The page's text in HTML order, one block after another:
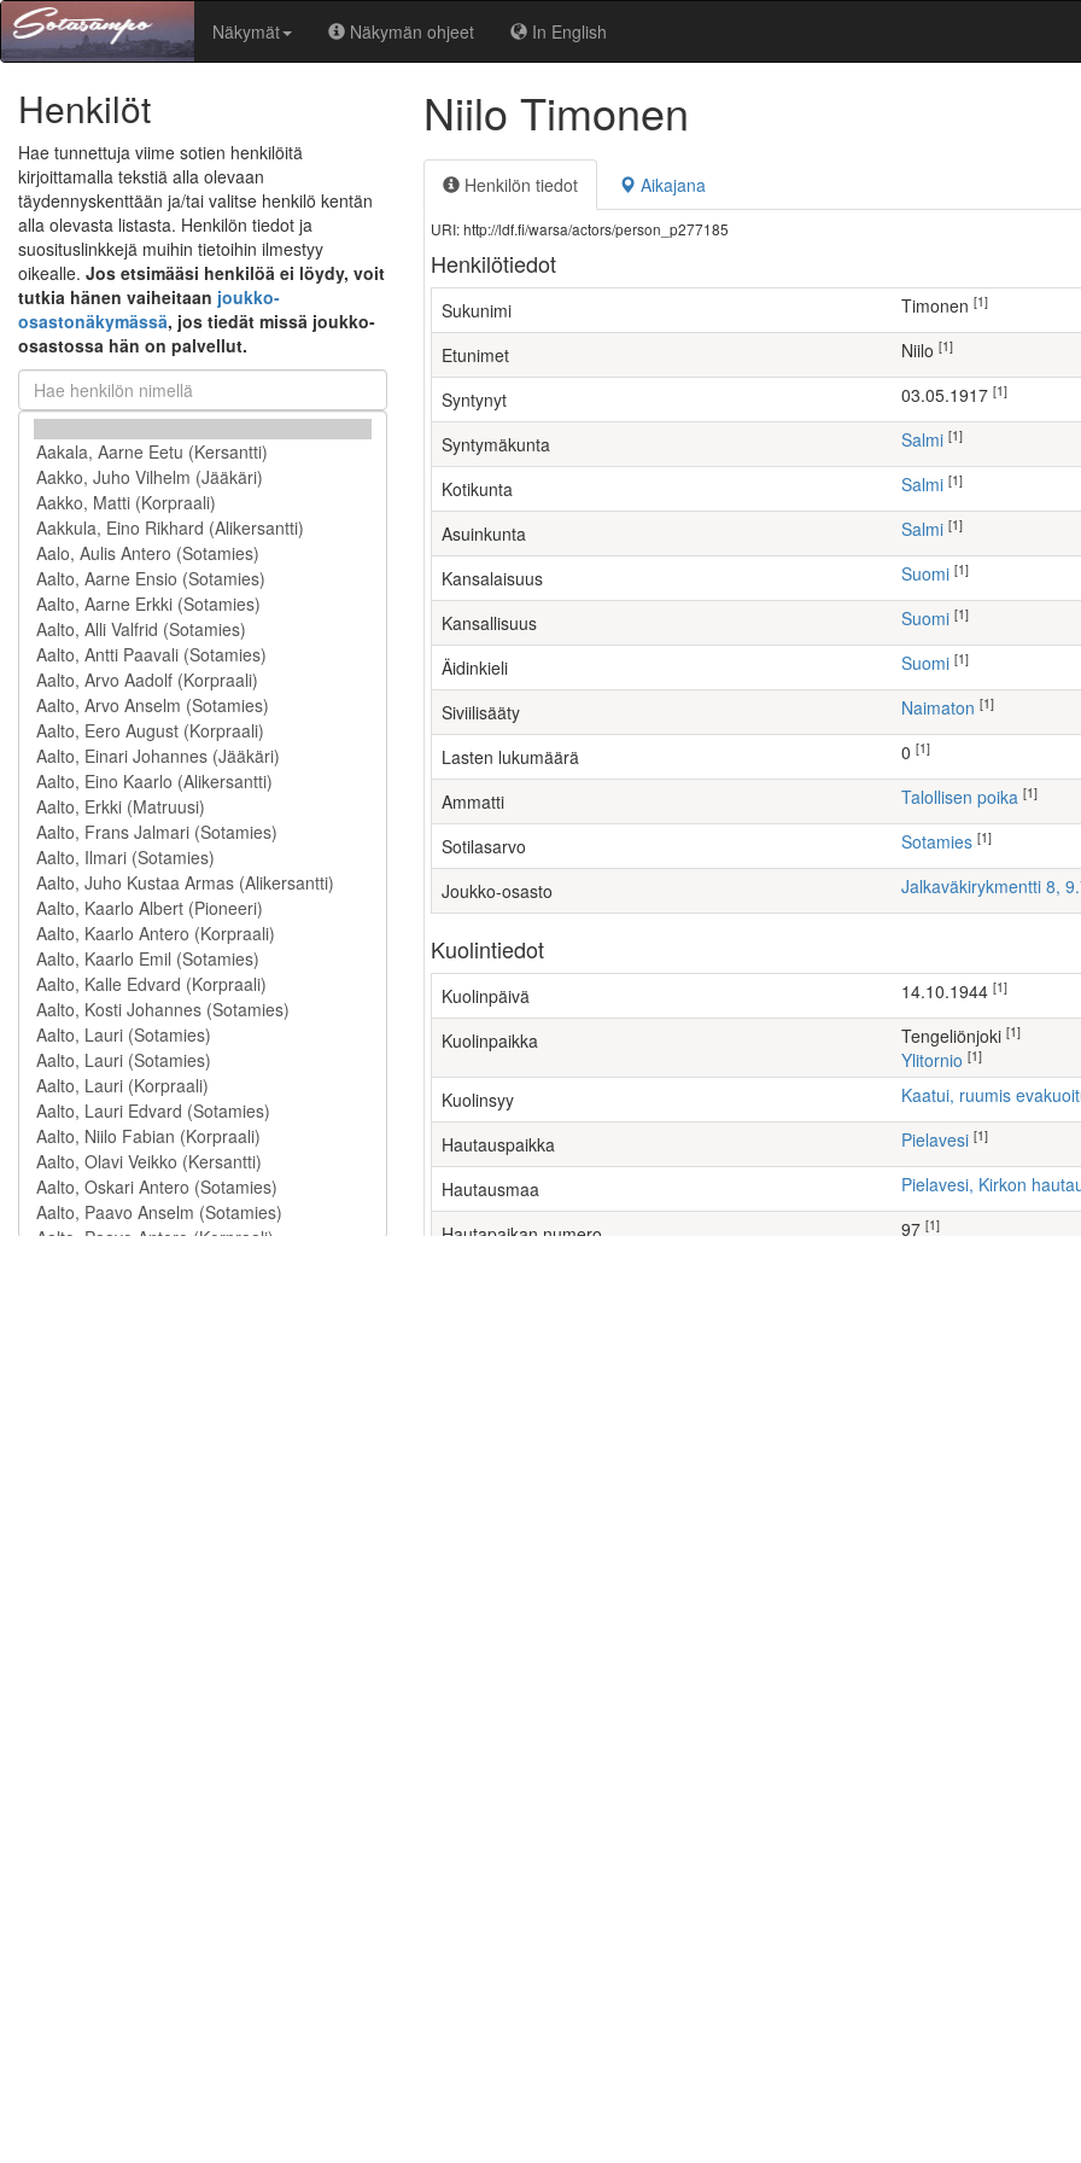
Näkymät Näkymän ohjeet In English
Henkilöt
Hae tunnettuja viime sotien henkilöitä
kirjoittamalla tekstiä alla olevaan
täydennyskenttään ja/tai valitse henkilö kentän
alla olevasta listasta. Henkilön tiedot ja
suosituslinkkejä muihin tietoihin ilmestyy
oikealle. Jos etsimääsi henkilöä ei löydy, voit
tutkia hänen vaiheitaan joukko-
osastonäkymässä, jos tiedät missä joukko-
osastossa hän on palvellut.
Niilo Timonen
Henkilön tiedot Aikajana
URI: http://ldf.fi/warsa/actors/person_p277185
Henkilötiedot
Sukunimi Timonen [1]
Etunimet Niilo [1]
Syntynyt 03.05.1917 [1]
Syntymäkunta Salmi [1]
Kotikunta Salmi [1]
Asuinkunta Salmi [1]
Kansalaisuus Suomi [1]
Kansallisuus Suomi [1]
Äidinkieli Suomi [1]
Siviilisääty Naimaton [1]
Lasten lukumäärä [1]
Ammatti talollisen poika [1]
Sotilasarvo Sotamies [1]
Joukko-osasto Jalkaväkirykmentti 8,
Kuolintiedot
Kuolinpäivä 14.10.1944 [1]
Kuolinpaikka Tengeliönjoki [1]
Ylitornio [1]
Kuolinsyy Kaatui, ruumis
Hautauspaikka Pielavesi [1]
Hautausmaa Pielavesi, Kirkon
Hautapaikan numero 97 [1]